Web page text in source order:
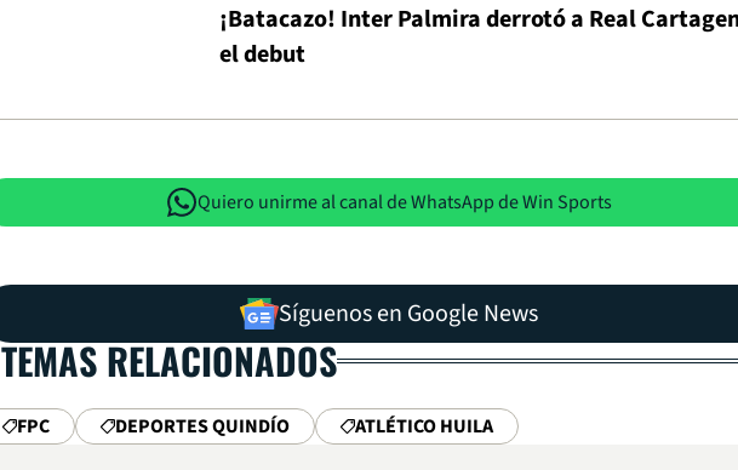
¡Batacazo! Inter Palmira derrotó a Real
el debut
Quiero unirme al canal de WhatsApp de Win Sports
Síguenos en Google News
TEMAS RELACIONADOS
FPC DEPORTES QUINDÍO ATLÉTICO HUILA